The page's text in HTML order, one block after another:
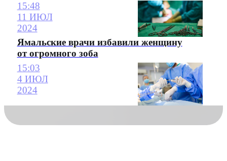
15:48
11 ИЮЛ
2024
Ямальские врачи избавили женщину
от огромного зоба
15:03
4 ИЮЛ
2024